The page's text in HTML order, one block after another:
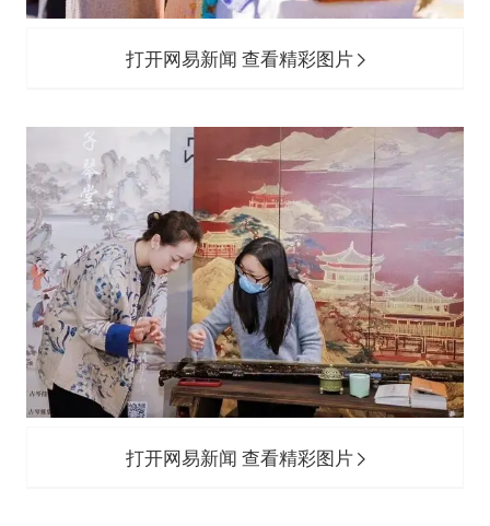
打开网易新闻 查看精彩图片
打开网易新闻 查看精彩图片